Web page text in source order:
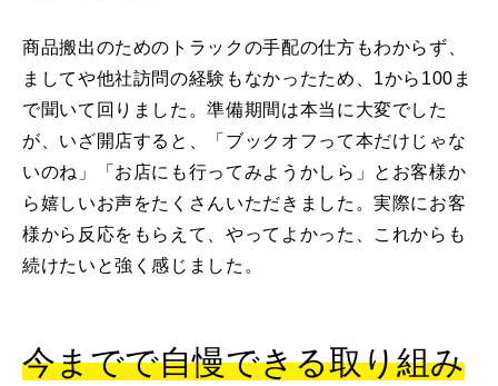
商品搬出のためのトラックの手配の仕方もわからず、
ましてや他社訪問の経験もなかったため、1から100ま
で聞いて回りました。準備期間は本当に大変でした
が、いざ開店すると、「ブックオフって本だけじゃな
いのね」「お店にも行ってみようかしら」とお客様か
ら嬉しいお声をたくさんいただきました。実際にお客
様から反応をもらえて、やってよかった、これからも
続けたいと強く感じました。
今までで自慢できる取り組み